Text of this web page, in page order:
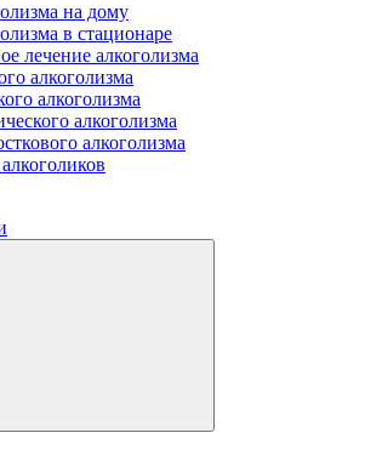
на дому
в стационаре
лечение алкоголизма
алкоголизма
алкоголизма
алкоголизма
алкоголизма